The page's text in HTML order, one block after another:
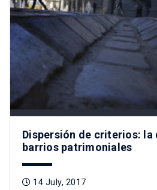
Dispersión de criterios: la
barrios patrimoniales
14 July, 2017